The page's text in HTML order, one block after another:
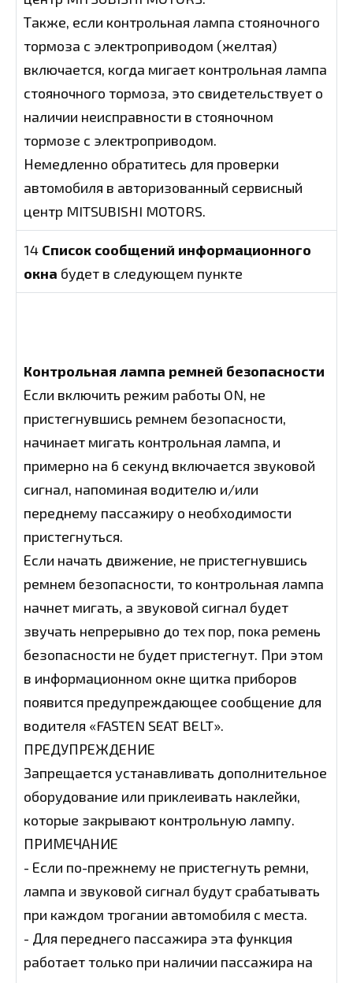
Также, если контрольная лампа стояночного
тормоза с электроприводом (желтая)
включается, когда мигает контрольная лампа
стояночного тормоза, это свидетельствует о
наличии неисправности в стояночном
тормозе с электроприводом.
Немедленно обратитесь для проверки
автомобиля в авторизованный сервисный
центр MITSUBISHI MOTORS.
14 Список сообщений информационного
окна будет в следующем пункте
Контрольная лампа ремней безопасности
Если включить режим работы ON, не
пристегнувшись ремнем безопасности,
начинает мигать контрольная лампа, и
примерно на 6 секунд включается звуковой
сигнал, напоминая водителю и/или
переднему пассажиру о необходимости
пристегнуться.
Если начать движение, не пристегнувшись
ремнем безопасности, то контрольная лампа
начнет мигать, а звуковой сигнал будет
звучать непрерывно до тех пор, пока ремень
безопасности не будет пристегнут. При этом
в информационном окне щитка приборов
появится предупреждающее сообщение для
водителя «FASTEN SEAT BELT».
ПРЕДУПРЕЖДЕНИЕ
Запрещается устанавливать дополнительное
оборудование или приклеивать наклейки,
которые закрывают контрольную лампу.
ПРИМЕЧАНИЕ
- Если по-прежнему не пристегнуть ремни,
лампа и звуковой сигнал будут срабатывать
при каждом трогании автомобиля с места.
- Для переднего пассажира эта функция
работает только при наличии пассажира на